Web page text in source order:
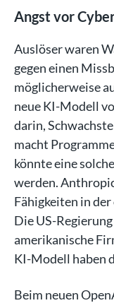
Angst vor
Auslöser waren
gegen einen
möglicherweise
neue KI-Modell
darin,
macht
könnte eine
werden.
Fähigkeiten in
Die US-
amerikanische
KI-Modell haben
Beim neuen